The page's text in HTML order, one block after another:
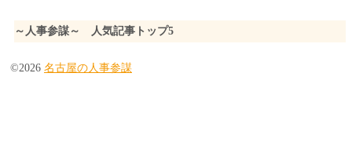
～人事参謀～ 人気記事トップ5
©2026 名古屋の人事参謀